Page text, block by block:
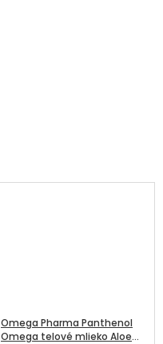
Omega Pharma Panthenol
Omega telové mlieko Aloe